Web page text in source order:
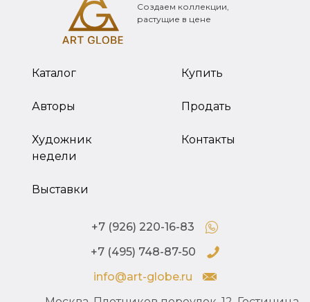
Создаем коллекции,
растущие в цене
Каталог
Авторы
Художник
недели
Выставки
Купить
Продать
Контакты
+7 (926) 220-16-83
+7 (495) 748-87-50
info@art-globe.ru